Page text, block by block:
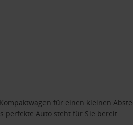
für einen kleinen
perfekte Auto steht für Sie bereit.